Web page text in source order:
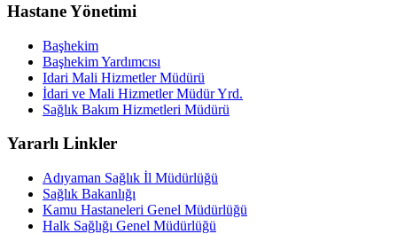
Hastane Yönetimi
Başhekim
Başhekim Yardımcısı
Idari Mali Hizmetler Müdürü
İdari ve Mali Hizmetler Müdür Yrd.
Sağlık Bakım Hizmetleri Müdürü
Yararlı Linkler
Adıyaman Sağlık İl Müdürlüğü
Sağlık Bakanlığı
Kamu Hastaneleri Genel Müdürlüğü
Halk Sağlığı Genel Müdürlüğü